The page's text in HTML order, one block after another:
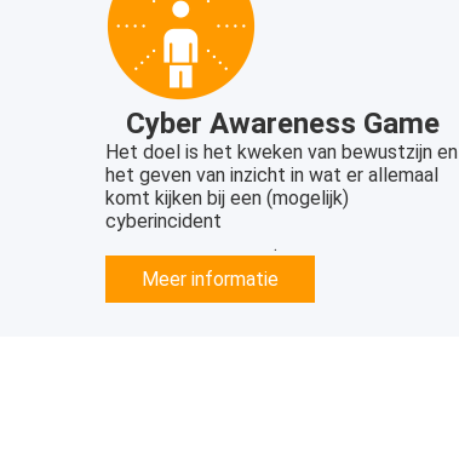
Cyber Awareness Game
Het doel is het kweken van bewustzijn en
het geven van inzicht in wat er allemaal
komt kijken bij een (mogelijk)
cyberincident
.
Meer informatie